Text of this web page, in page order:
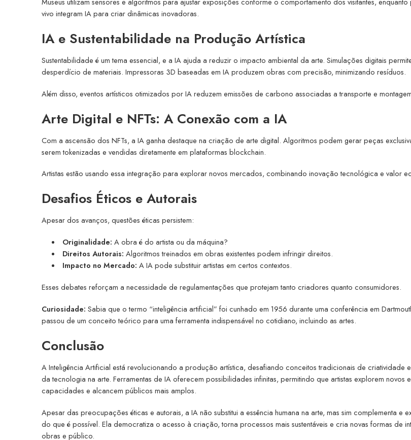
vivo integram IA para criar dinâmicas inovadoras.
IA e Sustentabilidade na Produção Artística
Sustentabilidade é um tema essencial, e a IA ajuda a reduzir o impacto ambiental da arte. Simulações digitais
desperdício de materiais. Impressoras 3D baseadas em IA produzem obras com precisão, minimizando resíduos.
Além disso, eventos artísticos otimizados por IA reduzem emissões de carbono associadas a transporte e
Arte Digital e NFTs: A Conexão com a IA
Com a ascensão dos NFTs, a IA ganha destaque na criação de arte digital. Algoritmos podem gerar peças
serem tokenizadas e vendidas diretamente em plataformas blockchain.
Artistas estão usando essa integração para explorar novos mercados, combinando inovação tecnológica e valor
Desafios Éticos e Autorais
Apesar dos avanços, questões éticas persistem:
Originalidade: A obra é do artista ou da máquina?
Direitos Autorais: Algoritmos treinados em obras existentes podem infringir direitos.
Impacto no Mercado: A IA pode substituir artistas em certos contextos.
Esses debates reforçam a necessidade de regulamentações que protejam tanto criadores quanto consumidores.
Curiosidade: Sabia que o termo “inteligência artificial” foi cunhado em 1956 durante uma conferência em
passou de um conceito teórico para uma ferramenta indispensável no cotidiano, incluindo as artes.
Conclusão
A Inteligência Artificial está revolucionando a produção artística, desafiando conceitos tradicionais de criatividade
da tecnologia na arte. Ferramentas de IA oferecem possibilidades infinitas, permitindo que artistas explorem novos
capacidades e alcancem públicos mais amplos.
Apesar das preocupações éticas e autorais, a IA não substitui a essência humana na arte, mas sim complementa e
do que é possível. Ela democratiza o acesso à criação, torna processos mais sustentáveis e cria novas formas de
obras e público.